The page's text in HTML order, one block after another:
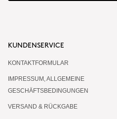
KUNDENSERVICE
KONTAKTFORMULAR
IMPRESSUM, ALLGEMEINE
GESCHÄFTSBEDINGUNGEN
VERSAND & RÜCKGABE